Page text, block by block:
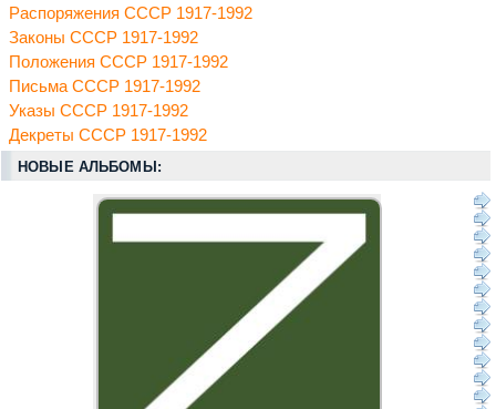
Распоряжения СССР 1917-1992
Законы СССР 1917-1992
Положения СССР 1917-1992
Письма СССР 1917-1992
Указы СССР 1917-1992
Декреты СССР 1917-1992
НОВЫЕ АЛЬБОМЫ: